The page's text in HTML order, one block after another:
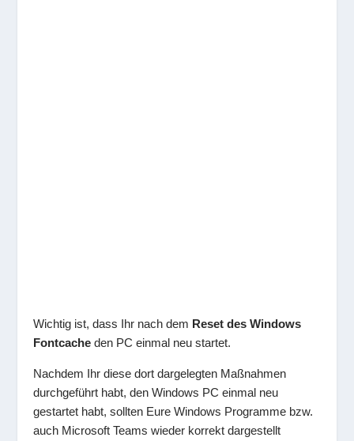
Wichtig ist, dass Ihr nach dem Reset des Windows
Fontcache den PC einmal neu startet.
Nachdem Ihr diese dort dargelegten Maßnahmen
durchgeführt habt, den Windows PC einmal neu
gestartet habt, sollten Eure Windows Programme bzw.
auch Microsoft Teams wieder korrekt dargestellt